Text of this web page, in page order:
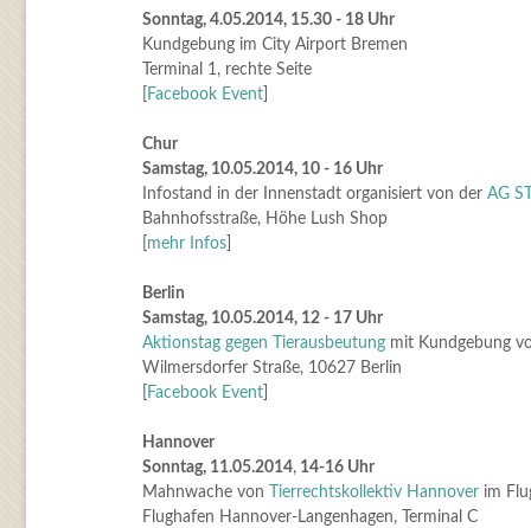
Sonntag, 4.05.2014, 15.30 - 18 Uhr
Kundgebung im City Airport Bremen
Terminal 1, rechte Seite
Facebook Event]
Chur
Samstag, 10.05.2014, 10 - 16 Uhr
Infostand in der Innenstadt organisiert von der AG
Bahnhofsstraße, Höhe Lush Shop
mehr Infos]
Berlin
Samstag, 10.05.2014, 12 - 17 Uhr
Aktionstag gegen Tierausbeutungmit Kundgebung
Wilmersdorfer Straße, 10627 Berlin
Facebook Event]
Hannover
Sonntag, 11.05.2014,14-16 Uhr
Mahnwache von
Tierrechtskollektiv Hannoverim
Flughafen Hannover-Langenhagen, Terminal C